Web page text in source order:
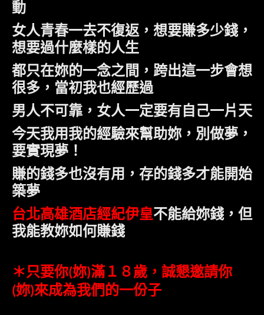
動
女人青春一去不復返，想要賺多少錢，
想要過什麼樣的人生
都只在妳的一念之間，跨出這一步會想
很多，當初我也經歷過
男人不可靠，女人一定要有自己一片天
今天我用我的經驗來幫助妳，別做夢，
要實現夢！
賺的錢多也沒有用，存的錢多才能開始
築夢
台北高雄酒店經紀伊皇不能給妳錢，但
我能教妳如何賺錢
＊只要你(妳)滿１８歲，誠懇邀請你
(妳)來成為我們的一份子